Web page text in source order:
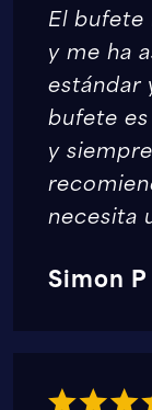
El bufete
y me ha
estándar
bufete
y
necesita
Simon P